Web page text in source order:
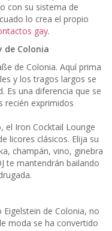
con su sistema de
lo crea el propio
gay.
de Colonia
de Colonia. Aquí prima
y los tragos largos se
Es una diferencia que se
recién exprimidos
el Iron Cocktail Lounge
licores clásicos. Elija su
champán, vino, ginebra
te mantendrán bailando
de Colonia, no
moda se ha convertido